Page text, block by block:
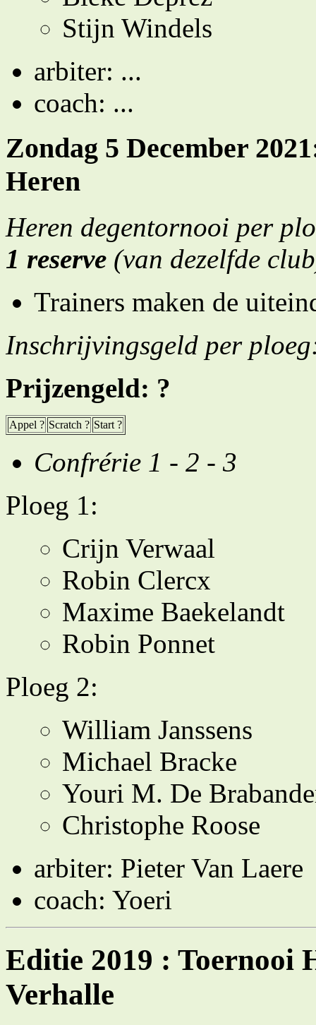
Stijn Windels
arbiter: ...
coach: ...
Zondag 5 December
Heren
Heren degentornooi per
1 reserve (van dezelfde
Trainers maken de
Inschrijvingsgeld per
Prijzengeld: ?
Appel ? Scratch ? Start ?
Confrérie 1 - 2 - 3
Ploeg 1:
Crijn Verwaal
Robin Clercx
Maxime Baekelandt
Robin Ponnet
Ploeg 2:
William Janssens
Michael Bracke
Youri M. De
Christophe Roose
arbiter: Pieter Van Laere
coach: Yoeri
Editie 2019 : Toernooi
Verhalle